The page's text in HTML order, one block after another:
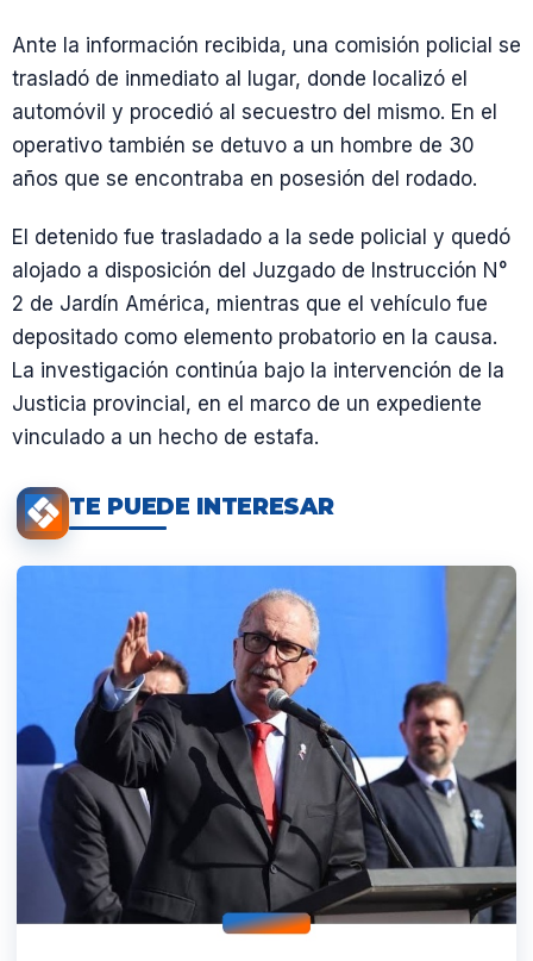
Ante la información recibida, una comisión policial se
trasladó de inmediato al lugar, donde localizó el
automóvil y procedió al secuestro del mismo. En el
operativo también se detuvo a un hombre de 30
años que se encontraba en posesión del rodado.
El detenido fue trasladado a la sede policial y quedó
alojado a disposición del Juzgado de Instrucción N°
2 de Jardín América, mientras que el vehículo fue
depositado como elemento probatorio en la causa.
La investigación continúa bajo la intervención de la
Justicia provincial, en el marco de un expediente
vinculado a un hecho de estafa.
TE PUEDE INTERESAR